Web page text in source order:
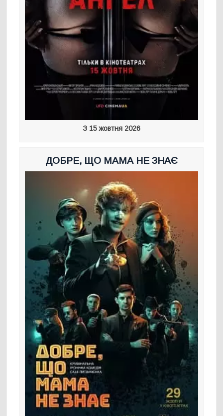
З 15 жовтня 2026
ДОБРЕ, ЩО МАМА НЕ ЗНАЄ